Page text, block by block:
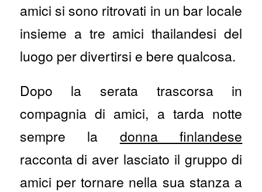
amici si sono ritrovati in un bar locale
insieme a tre amici thailandesi del
luogo per divertirsi e bere qualcosa.
Dopo la serata trascorsa in
compagnia di amici, a tarda notte
sempre la donna finlandese
racconta di aver lasciato il gruppo di
amici per tornare nella sua stanza a